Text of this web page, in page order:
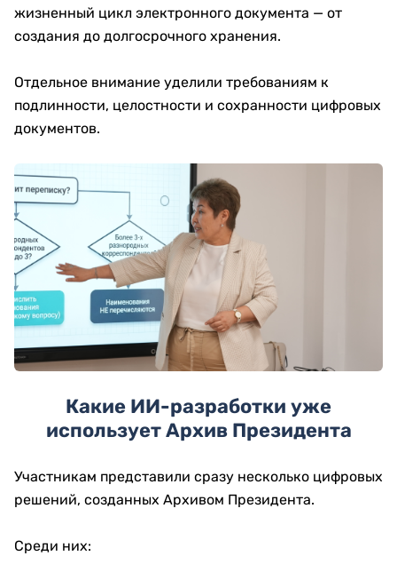
жизненный цикл электронного документа — от
создания до долгосрочного хранения.
Отдельное внимание уделили требованиям к
подлинности, целостности и сохранности цифровых
документов.
Какие ИИ-разработки уже
использует Архив Президента
Участникам представили сразу несколько цифровых
решений, созданных Архивом Президента.
Среди них: